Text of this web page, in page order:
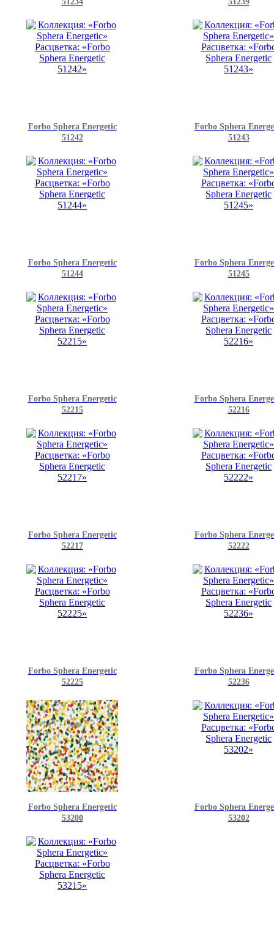
Forbo Sphera Energetic
51242
Forbo Sphera
51243
Forbo Sphera Energetic
51244
Forbo Sphera
51245
Forbo Sphera Energetic
52215
Forbo Sphera
52216
Forbo Sphera Energetic
52217
Forbo Sphera
52222
Forbo Sphera Energetic
52225
Forbo Sphera
52236
Forbo Sphera Energetic
53200
Forbo Sphera
53202